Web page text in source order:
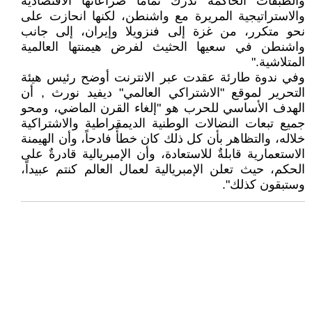
والاستراتيجية المريرة مع واشنطن، لكنها انحازت على
نحو متكرر، من غزة إلى فنزويلا وإيران، إلى جانب
واشنطن في سعيها الحثيث لفرض هيمنتها العالمية
المتلاشية."
وفي ندوة طارئة عقدت عبر الانترنت أوضح رئيس هيئة
التحرير لموقع "الاشتراكي العالمي" ديفيد نورث , أن
الهدف الأساسي للحرب هو "إلغاء القرن الماضي، ومحو
جميع تبعات النضالات الوطنية الديمقراطية والاشتراكية
خلاله، والتظاهر بأن كل ذلك كان خطأً فادحاً، وأن الهيمنة
الاستعمارية قابلةٌ للاستعادة، وأن الإمبريالية قادرةٌ على
الحكم، حيث تعلن الإمبريالية لعمال العالم كنتم عبيداً،
وستبقون كذلك".